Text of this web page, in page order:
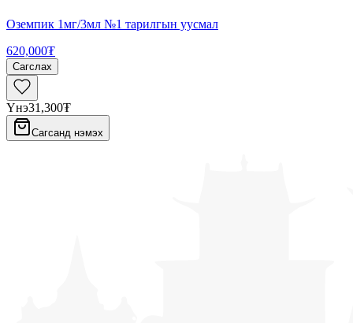
Оземпик 1мг/3мл №1 тарилгын уусмал
620,000₮
Сагслах
Үнэ31,300₮
Сагсанд нэмэх